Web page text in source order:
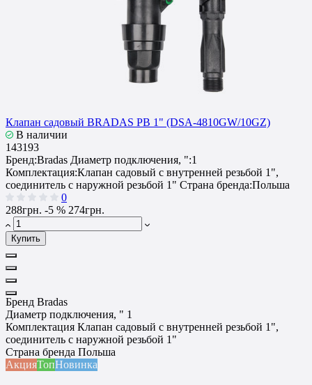
Клапан садовый BRADAS РВ 1" (DSA-4810GW/10GZ)
В наличии
143193
Бренд:Bradas Диаметр подключения, ":1
Комплектация:Клапан садовый с внутренней резьбой 1",
соединитель с наружной резьбой 1" Страна бренда:Польша
0
288грн. -5 % 274грн.
Купить
Бренд Bradas
Диаметр подключения, " 1
Комплектация Клапан садовый с внутренней резьбой 1",
соединитель с наружной резьбой 1"
Страна бренда Польша
АкцияТопНовинка